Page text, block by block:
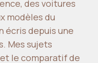
des voitures
modèles du
écris depuis une
Mes sujets
le comparatif de